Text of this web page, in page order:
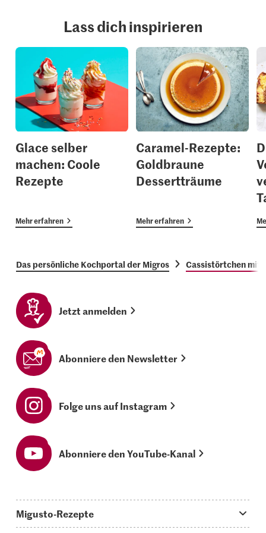
Lass dich inspirieren
Glace selber
machen: Coole
Rezepte
Mehr erfahren
Caramel-Rezepte:
Goldbraune
Dessertträume
Mehr erfahren
Das persönliche Kochportal der Migros Cassistörtchen mit
Jetzt anmelden
Abonniere den Newsletter
Folge uns auf Instagram
Abonniere den YouTube-Kanal
Migusto-Rezepte